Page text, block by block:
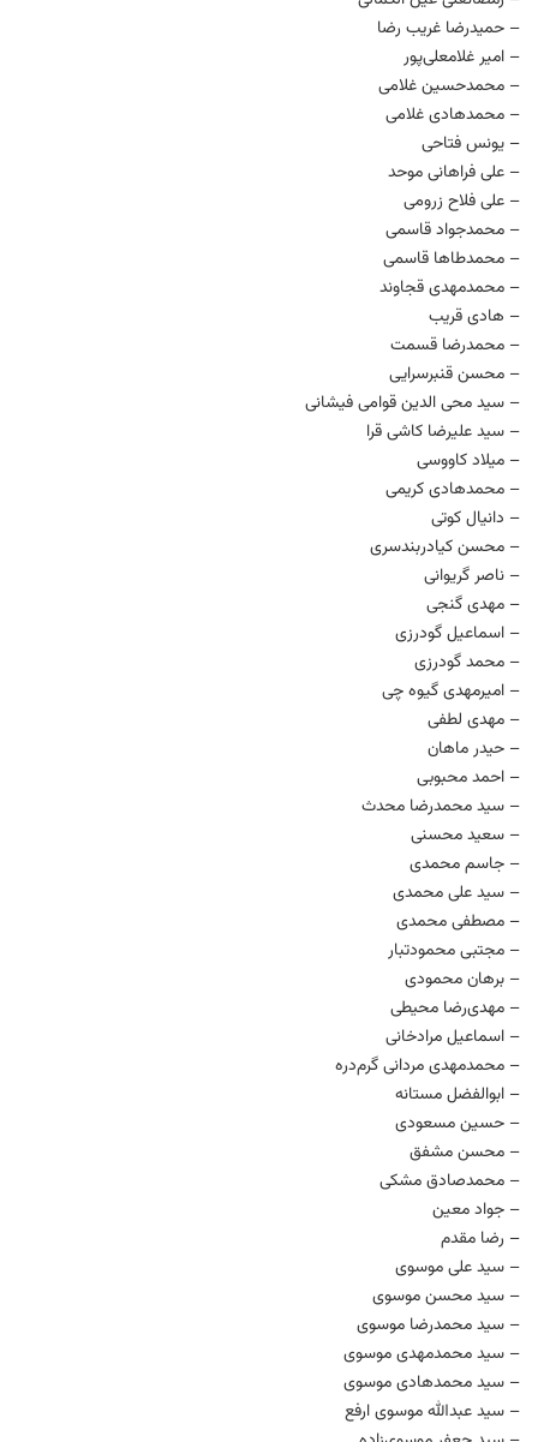
– حمیدرضا غریب رضا
– امیر غلامعلی‌پور
– محمدحسین غلامی
– محمدهادی غلامی
– یونس فتاحی
– علی فراهانی موحد
– علی فلاح زرومی
– محمدجواد قاسمی
– محمدطاها قاسمی
– محمدمهدی قجاوند
– هادی قریب
– محمدرضا قسمت
– محسن قنبرسرایی
– سید محی الدین قوامی فیشانی
– سید علیرضا کاشی قرا
– میلاد کاووسی
– محمدهادی کریمی
– دانیال کوتی
– محسن کیادربندسری
– ناصر گریوانی
– مهدی گنجی
– اسماعیل گودرزی
– محمد گودرزی
– امیرمهدی گیوه چی
– مهدی لطفی
– حیدر ماهان
– احمد محبوبی
– سید محمدرضا محدث
– سعید محسنی
– جاسم محمدی
– سید علی محمدی
– مصطفی محمدی
– مجتبی محمودتبار
– برهان محمودی
– مهدی‌رضا محیطی
– اسماعیل مرادخانی
– محمدمهدی مردانی گرم‌دره
– ابوالفضل مستانه
– حسین مسعودی
– محسن مشفق
– محمدصادق مشکی
– جواد معین
– رضا مقدم
– سید علی موسوی
– سید محسن موسوی
– سید محمدرضا موسوی
– سید محمدمهدی موسوی
– سید محمدهادی موسوی
– سید عبدالله موسوی ارفع